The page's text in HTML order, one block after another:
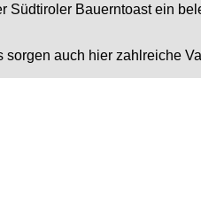
Bauerntoast ein
auch hier zahlreiche